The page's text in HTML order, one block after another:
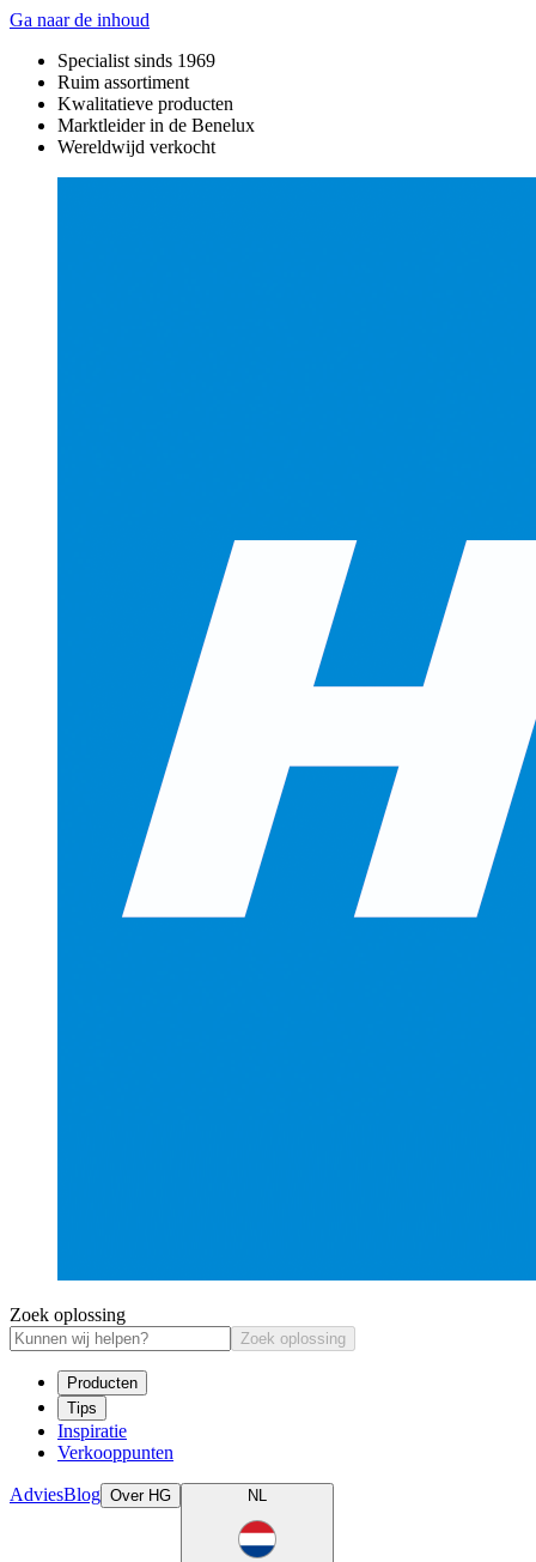
Ga naar de inhoud
Specialist sinds 1969
Ruim assortiment
Kwalitatieve producten
Marktleider in de Benelux
Wereldwijd verkocht
Zoek oplossing
Zoek oplossing
Producten
Tips
Inspiratie
Verkooppunten
AdviesBlog Over HG NL